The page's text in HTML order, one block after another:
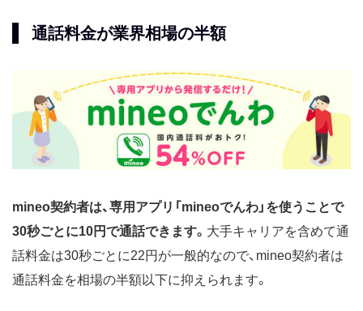
通話料金が業界相場の半額
mineo契約者は、専用アプリ「mineoでんわ」を使うことで
30秒ごとに10円で通話できます。 大手キャリアを含めて通
話料金は30秒ごとに22円が一般的なので、mineo契約者は
通話料金を相場の半額以下に抑えられます。